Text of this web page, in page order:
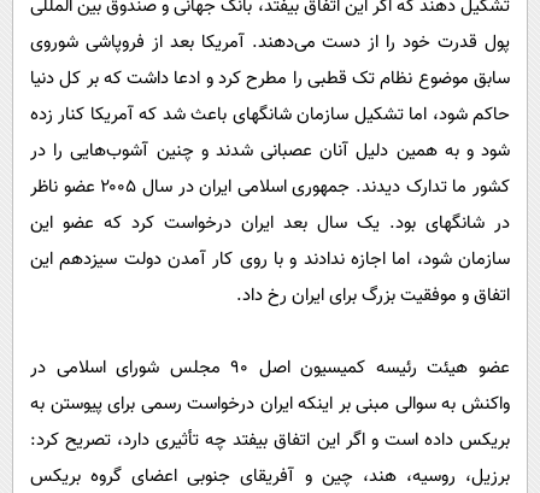
تشکیل دهند که اگر این اتفاق بیفتد، بانک جهانی و صندوق بین المللی
پول قدرت خود را از دست می‌دهند. آمریکا بعد از فروپاشی شوروی
سابق موضوع نظام تک قطبی را مطرح کرد و ادعا داشت که بر کل دنیا
حاکم شود، اما تشکیل سازمان شانگهای باعث شد که آمریکا کنار زده
شود و به همین دلیل آنان عصبانی شدند و چنین آشوب‌هایی را در
کشور ما تدارک دیدند. جمهوری اسلامی ایران در سال ۲۰۰۵ عضو ناظر
در شانگهای بود. یک سال بعد ایران درخواست کرد که عضو این
سازمان شود، اما اجازه ندادند و با روی کار آمدن دولت سیزدهم این
اتفاق و موفقیت بزرگ برای ایران رخ داد.
عضو هیئت رئیسه کمیسیون اصل ۹۰ مجلس شورای اسلامی در
واکنش به سوالی مبنی بر اینکه ایران درخواست رسمی برای پیوستن به
بریکس داده است و اگر این اتفاق بیفتد چه تأثیری دارد، تصریح کرد:
برزیل، روسیه، هند، چین و آفریقای جنوبی اعضای گروه بریکس